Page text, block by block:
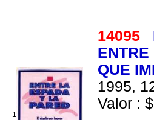
1
14095
QUE
1995,
Valor :